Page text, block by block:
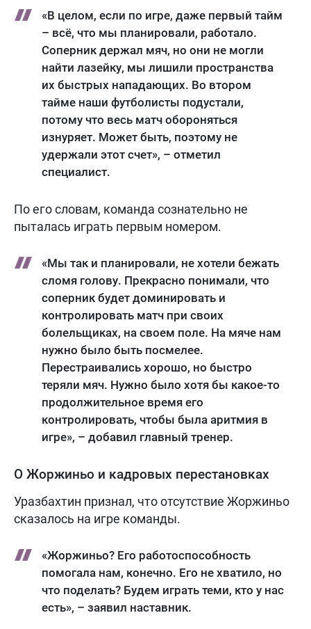
«В целом, если по игре, даже первый тайм
– всё, что мы планировали, работало.
Соперник держал мяч, но они не могли
найти лазейку, мы лишили пространства
их быстрых нападающих. Во втором
тайме наши футболисты подустали,
потому что весь матч обороняться
изнуряет. Может быть, поэтому не
удержали этот счет», – отметил
специалист.
По его словам, команда сознательно не
пыталась играть первым номером.
«Мы так и планировали, не хотели бежать
сломя голову. Прекрасно понимали, что
соперник будет доминировать и
контролировать матч при своих
болельщиках, на своем поле. На мяче нам
нужно было быть посмелее.
Перестраивались хорошо, но быстро
теряли мяч. Нужно было хотя бы какое-то
продолжительное время его
контролировать, чтобы была аритмия в
игре», – добавил главный тренер.
О Жоржиньо и кадровых перестановках
Уразбахтин признал, что отсутствие Жоржиньо
сказалось на игре команды.
«Жоржиньо? Его работоспособность
помогала нам, конечно. Его не хватило, но
что поделать? Будем играть теми, кто у нас
есть», – заявил наставник.